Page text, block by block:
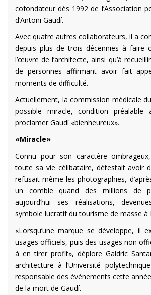
cofondateur dès 1992 de l’Association
d’Antoni Gaudí.
Avec quatre autres collaborateurs, il a
depuis plus de trois décennies à faire
l’œuvre de l’architecte, ainsi qu’à
de personnes affirmant avoir fait
moments de difficulté.
Actuellement, la commission médicale
possible miracle, condition préalable
proclamer Gaudí «bienheureux».
«Miracle»
Connu pour son caractère
toute sa vie célibataire, détestait avoir
refusait même les photographies,
un comble quand des millions de
aujourd’hui ses réalisations,
symbole lucratif du tourisme de masse à
«Lorsqu’une marque se développe, il
usages officiels, puis des usages non
à en tirer profit», déplore Galdric
architecture à l’Université
responsable des événements cette
de la mort de Gaudí.